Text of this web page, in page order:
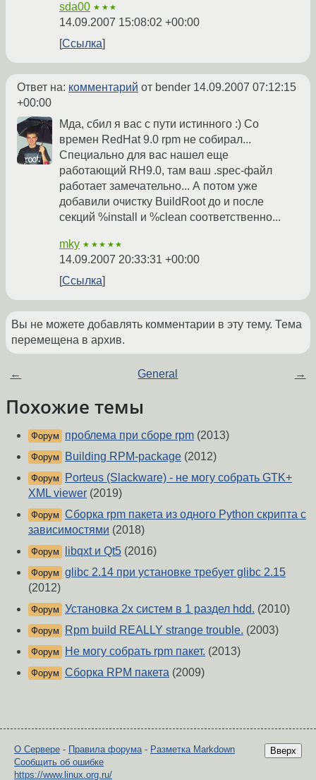
sda00 ★★★
14.09.2007 15:08:02 +00:00
Ссылка
Ответ на: комментарий от bender 14.09.2007 07:12:15
+00:00
Мда, сбил я вас с пути истинного :) Со
времен RedHat 9.0 rpm не собирал...
Специально для вас нашел еще
работающий RH9.0, там ваш .spec-файл
работает замечательно... А потом уже
добавили очистку BuildRoot до и после
секций %install и %clean соответственно...
mky ★★★★★
14.09.2007 20:33:31 +00:00
Ссылка
Вы не можете добавлять комментарии в эту тему. Тема
перемещена в архив.
← General →
Похожие темы
Форум проблема при сборе rpm (2013)
Форум Building RPM-package (2012)
Форум
Porteus (Slackware) - не могу собрать GTK+
XML viewer (2019)
Форум Сборка rpm пакета из одного Python скрипта с
зависимостями (2018)
Форум libqxt и Qt5 (2016)
Форум glibc 2.14 при установке требует glibc 2.15
(2012)
Форум Установка 2х систем в 1 раздел hdd. (2010)
Форум Rpm build REALLY strange trouble. (2003)
Форум Не могу собрать rpm пакет. (2013)
Форум Сборка RPM пакета (2009)
Вверх
О Сервере - Правила форума- Разметка Markdown
Сообщить об ошибке
https://www.linux.org.ru/